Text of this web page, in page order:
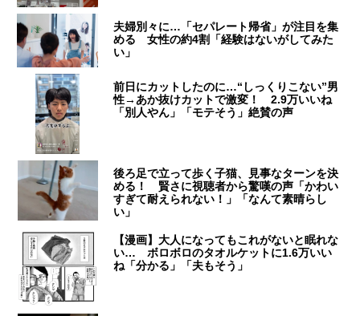
夫婦別々に…「セパレート帰省」が注目を集
める 女性の約4割「経験はないがしてみた
い」
前日にカットしたのに…“しっくりこない”男
性→あか抜けカットで激変！ 2.9万いいね
「別人やん」「モテそう」絶賛の声
後ろ足で立って歩く子猫、見事なターンを決
める！ 賢さに視聴者から驚嘆の声「かわい
すぎて耐えられない！」「なんて素晴らし
い」
【漫画】大人になってもこれがないと眠れな
い… ボロボロのタオルケットに1.6万いい
ね「分かる」「夫もそう」